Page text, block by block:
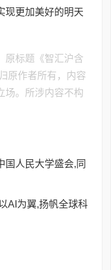
现更加美好的明天
原标题《智汇沪含
原作者所有，内容
场。所涉内容不构
国人民大学盛会,同
AI为翼,扬帆全球科